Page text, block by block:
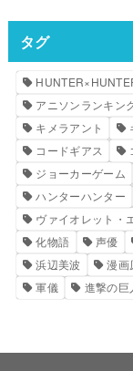
タグ
アニソンランキン
キメラアント
コードギアス
ジョーカーゲーム
ハンターハンター
ヴァイオレット・
化物語
声優
浜辺美波
漫画
軍儀
進撃の巨